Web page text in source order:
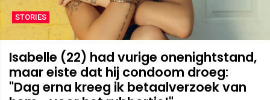
STORIES
Isabelle (22) had vurige onenightstand,
maar eiste dat hij condoom droeg:
"Dag erna kreeg ik betaalverzoek van